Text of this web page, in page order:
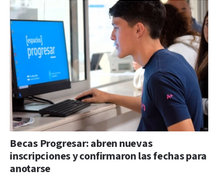
Becas Progresar: abren nuevas
inscripciones y confirmaron las fechas para
anotarse